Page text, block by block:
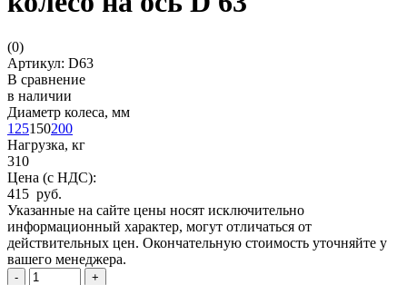
(0)
Артикул: D63
В сравнение
в наличии
Диаметр колеса, мм
125150200
Нагрузка, кг
310
Цена (с НДС):
415 руб.
Указанные на сайте цены носят исключительно
информационный характер, могут отличаться от
действительных цен. Окончательную стоимость уточняйте у
вашего менеджера.
- +